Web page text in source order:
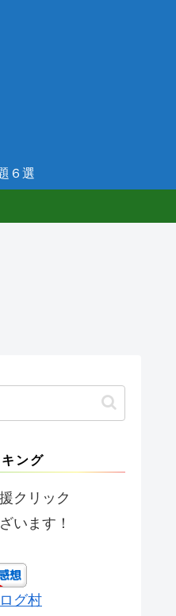
６選
ング
クリック
います！
グ村